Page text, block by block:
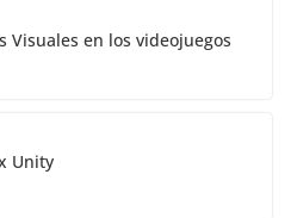
Visuales en los videojuegos
Unity